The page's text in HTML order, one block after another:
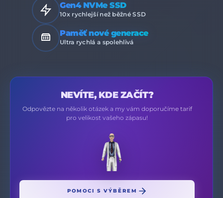
Gen4 NVMe SSD
10x rychlejší než běžné SSD
Paměť nové generace
Ultra rychlá a spolehlivá
NEVÍTE, KDE ZAČÍT?
Odpovězte na několik otázek a my vám doporučíme tarif
pro velikost vašeho zápasu!
POMOCI S VÝBĚREM